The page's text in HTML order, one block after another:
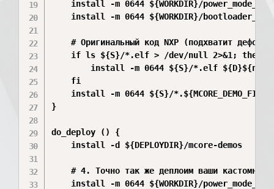
install -m 0644 ${WORKDIR}/
install -m 0644 ${WORKDIR}/
# Оригинальный код NXP (подхватит
    if ls ${S}/*.elf > /dev/null 2>&1; then
install -m 0644 ${S}/*.elf
    fi
install -m 0644 ${S}/
}
do_deploy () {
    install -d ${DEPLOYDIR}/mcore-demos
# 4. Точно так же деплоим ваши кастомные
install -m 0644 ${WORKDIR}/